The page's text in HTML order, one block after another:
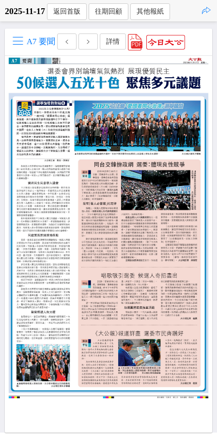
2025-11-17 返回首版 往期回顧 其他報紙
A7 要聞 詳情